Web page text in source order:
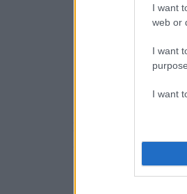
I want
web or
I want
I want
σε καταγγελίες,
καταστροφές